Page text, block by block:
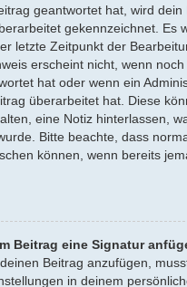
geantwortet hat, wird dein
gekennzeichnet. Es
letzte Zeitpunkt der
erscheint nicht, wenn
hat oder wenn ein
überarbeitet hat. Diese
eine Notiz hinterlassen,
Bitte beachte, dass
können, wenn bereits
Beitrag eine Signatur
Beitrag anzufügen,
in deinem